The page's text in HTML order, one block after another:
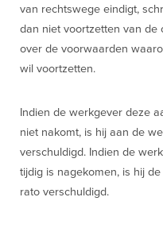
van rechtswege eindigt,
dan niet voortzetten van de
over de voorwaarden
wil voortzetten.
Indien de werkgever deze
niet nakomt, is hij aan de
verschuldigd. Indien de
tijdig is nagekomen, is hij
rato verschuldigd.